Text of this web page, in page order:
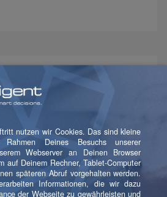
AI
die fachliche Probleme lösen
Value liefern, von Machine